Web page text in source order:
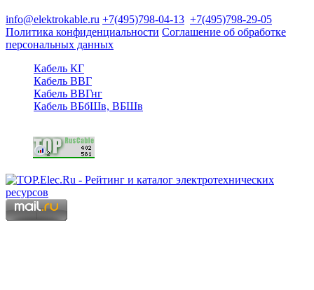
info@elektrokable.ru +7(495)798-04-13 +7(495)798-29-05
Политика конфиденциальности Соглашение об обработке
персональных данных
Кабель КГ
Кабель ВВГ
Кабель ВВГнг
Кабель ВБбШв, ВБШв